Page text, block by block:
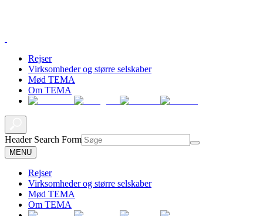
Rejser
Virksomheder og større selskaber
Mød TEMA
Om TEMA
Header Search Form
MENU
Rejser
Virksomheder og større selskaber
Mød TEMA
Om TEMA